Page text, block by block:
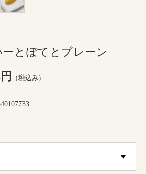
とぽてとプレーン
（税込み）